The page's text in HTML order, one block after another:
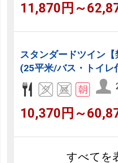
11,870円～
スタンダードツイン
(25平米/バス・トイレ
10,370円～
すべてを